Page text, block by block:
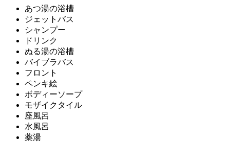
あつ湯の浴槽
ジェットバス
シャンプー
ドリンク
ぬる湯の浴槽
バイブラバス
フロント
ペンキ絵
ボディーソープ
モザイクタイル
座風呂
水風呂
薬湯